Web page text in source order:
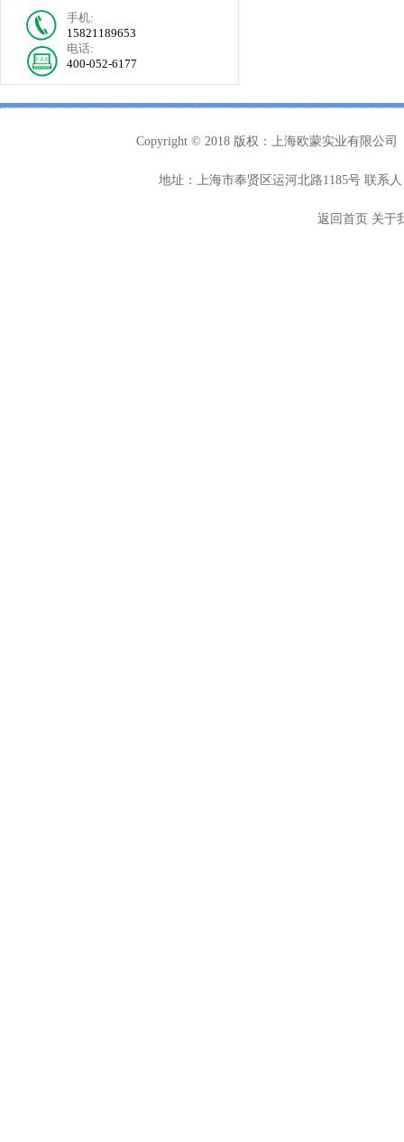
手机:
15821189653
电话:
400-052-6177
Copyright © 2018 版权：上海欧蒙实业有限公司
地址：上海市奉贤区运河北路1185号 联系
返回首页 关于